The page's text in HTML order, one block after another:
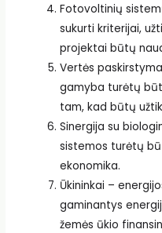
Fotovoltinių
sukurti kriterijai,
projektai būtų
Vertės
gamyba turėtų
tam, kad būtų
Sinergija su
sistemos turėtų
ekonomika.
Ūkininkai –
gaminantys
žemės ūkio